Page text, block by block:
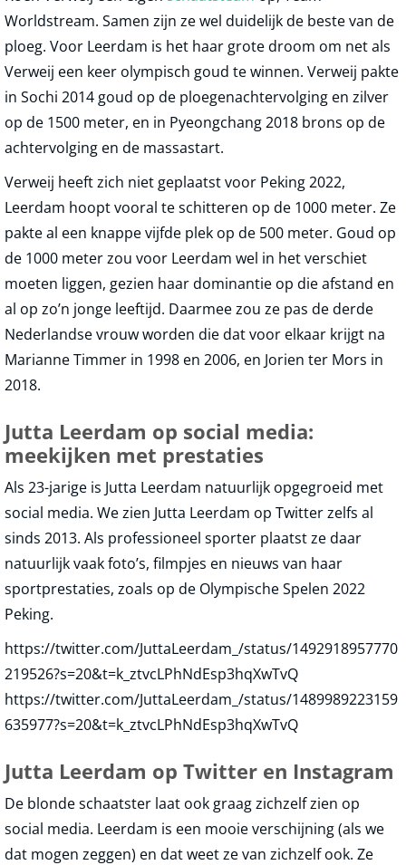
Worldstream. Samen zijn ze wel duidelijk de beste van de
ploeg. Voor Leerdam is het haar grote droom om net als
Verweij een keer olympisch goud te winnen. Verweij pakte
in Sochi 2014 goud op de ploegenachtervolging en zilver
op de 1500 meter, en in Pyeongchang 2018 brons op de
achtervolging en de massastart.
Verweij heeft zich niet geplaatst voor Peking 2022,
Leerdam hoopt vooral te schitteren op de 1000 meter. Ze
pakte al een knappe vijfde plek op de 500 meter. Goud op
de 1000 meter zou voor Leerdam wel in het verschiet
moeten liggen, gezien haar dominantie op die afstand en
al op zo’n jonge leeftijd. Daarmee zou ze pas de derde
Nederlandse vrouw worden die dat voor elkaar krijgt na
Marianne Timmer in 1998 en 2006, en Jorien ter Mors in
2018.
Jutta Leerdam op social media:
meekijken met prestaties
Als 23-jarige is Jutta Leerdam natuurlijk opgegroeid met
social media. We zien Jutta Leerdam op Twitter zelfs al
sinds 2013. Als professioneel sporter plaatst ze daar
natuurlijk vaak foto’s, filmpjes en nieuws van haar
sportprestaties, zoals op de Olympische Spelen 2022
Peking.
https://twitter.com/JuttaLeerdam_/status/1492918957770
219526?s=20&t=k_ztvcLPhNdEsp3hqXwTvQ
https://twitter.com/JuttaLeerdam_/status/1489989223159
635977?s=20&t=k_ztvcLPhNdEsp3hqXwTvQ
Jutta Leerdam op Twitter en Instagram
De blonde schaatster laat ook graag zichzelf zien op
social media. Leerdam is een mooie verschijning (als we
dat mogen zeggen) en dat weet ze van zichzelf ook. Ze